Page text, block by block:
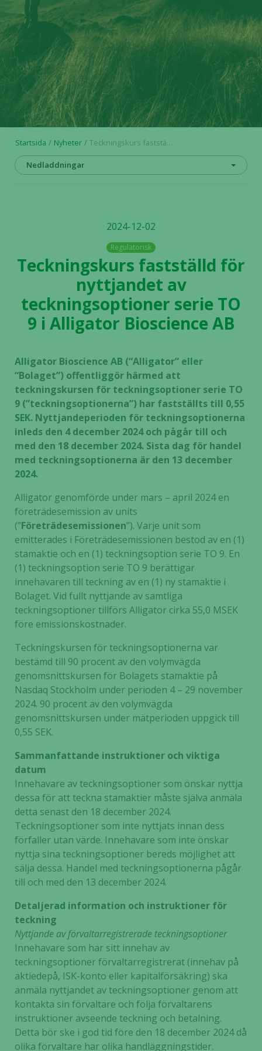
Startsida Nyheter Teckningskurs fastställd för nyttjandet av teckningsoptioner serie TO 9 i Alligator Bioscience AB
Nedladdningar
2024-12-02
Regulatorisk
Teckningskurs fastställd för
nyttjandet av
teckningsoptioner serie TO
9 i Alligator Bioscience AB
Alligator Bioscience AB (“Alligator” eller
“Bolaget”) offentliggör härmed att
teckningskursen för teckningsoptioner serie TO
9 (”teckningsoptionerna”) har fastställts till 0,55
SEK. Nyttjandeperioden för teckningsoptionerna
inleds den 4 december 2024 och pågår till och
med den 18 december 2024. Sista dag för handel
med teckningsoptionerna är den 13 december
2024.
Alligator genomförde under mars – april 2024 en
företrädesemission av units
(”Företrädesemissionen”). Varje unit som
emitterades i Företrädesemissionen bestod av en (1)
stamaktie och en (1) teckningsoption serie TO 9. En
(1) teckningsoption serie TO 9 berättigar
innehavaren till teckning av en (1) ny stamaktie i
Bolaget. Vid fullt nyttjande av samtliga
teckningsoptioner tillförs Alligator cirka 55,0 MSEK
före emissionskostnader.
Teckningskursen för teckningsoptionerna var
bestämd till 90 procent av den volymvägda
genomsnittskursen för Bolagets stamaktie på
Nasdaq Stockholm under perioden 4 – 29 november
2024. 90 procent av den volymvägda
genomsnittskursen under mätperioden uppgick till
0,55 SEK.
Sammanfattande instruktioner och viktiga
datum
Innehavare av teckningsoptioner som önskar nyttja
dessa för att teckna stamaktier måste själva anmäla
detta senast den 18 december 2024.
Teckningsoptioner som inte nyttjats innan dess
förfaller utan värde. Innehavare som inte önskar
nyttja sina teckningsoptioner bereds möjlighet att
sälja dessa. Handel med teckningsoptionerna pågår
till och med den 13 december 2024.
Detaljerad information och instruktioner för
teckning
Nyttjande av förvaltarregistrerade teckningsoptioner
Innehavare som har sitt innehav av
teckningsoptioner förvaltarregistrerat (innehav på
aktiedepå, ISK-konto eller kapitalförsäkring) ska
anmäla nyttjandet av teckningsoptioner genom att
kontakta sin förvaltare och följa förvaltarens
instruktioner avseende teckning och betalning.
Detta bör ske i god tid före den 18 december 2024 då
olika förvaltare har olika handläggningstider.